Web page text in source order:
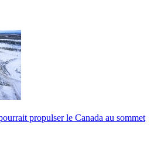
propulser le Canada au sommet